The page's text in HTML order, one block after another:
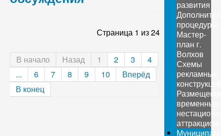
Страница 1 из 24
В начало Назад 1 2 3
4
...
6 7 8 9 10
Вперёд
В конец
развития
процедуры
Мастер-
план г.
Волхов
Схемы
рекламных
конструкций
временных